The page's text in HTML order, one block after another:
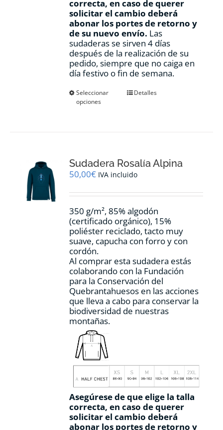
correcta, en caso de querer
solicitar el cambio deberá
abonar los portes de retorno y
de su nuevo envío. Las
sudaderas se sirven 4 días
después de la realización de su
pedido, siempre que no caiga en
día festivo o fin de semana.
Seleccionar
opciones
Este
se
pueden
en
página
de
producto
Detalles
Sudadera Rosalía Alpina
50,00€ IVA incluido
350 g/m², 85% algodón
(certificado orgánico), 15%
poliéster reciclado, tacto muy
suave, capucha con forro y con
cordón.
Al comprar esta sudadera estás
colaborando con la Fundación
para la Conservación del
Quebrantahuesos en las acciones
que lleva a cabo para conservar la
biodiversidad de nuestras
montañas.
Asegúrese de que elige la talla
correcta, en caso de querer
solicitar el cambio deberá
abonar los portes de retorno y